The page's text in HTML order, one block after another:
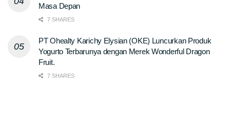
Masa Depan
7 SHARES
PT Ohealty Karichy Elysian (OKE) Luncurkan Produk
Yogurto Terbarunya dengan Merek Wonderful Dragon
Fruit.
7 SHARES